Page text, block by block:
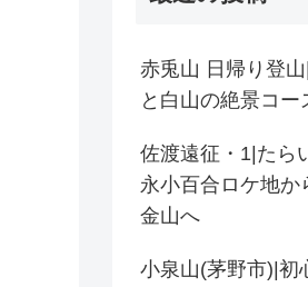
赤兎山 日帰り登
と白山の絶景コー
佐渡遠征・1|たら
永小百合ロケ地か
金山へ
小泉山(茅野市)|初